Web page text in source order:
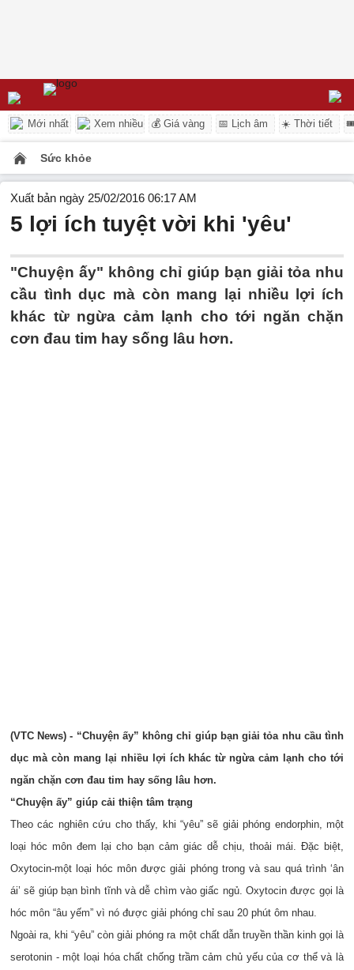
Mới nhất Xem nhiều 💰 Giá vàng 📅 Lịch âm ☀️ Thời tiết
Sức khỏe
Xuất bản ngày 25/02/2016 06:17 AM
5 lợi ích tuyệt vời khi 'yêu'
"Chuyện ấy" không chỉ giúp bạn giải tỏa nhu
cầu tình dục mà còn mang lại nhiều lợi ích
khác từ ngừa cảm lạnh cho tới ngăn chặn
cơn đau tim hay sống lâu hơn.
(VTC News) - “Chuyện ấy” không chỉ giúp bạn giải tỏa nhu cầu tình
dục mà còn mang lại nhiều lợi ích khác từ ngừa cảm lạnh cho tới
ngăn chặn cơn đau tim hay sống lâu hơn.
“Chuyện ấy” giúp cải thiện tâm trạng
Theo các nghiên cứu cho thấy, khi “yêu” sẽ giải phóng endorphin, một
loại hóc môn đem lại cho bạn cảm giác dễ chịu, thoải mái. Đặc biệt,
Oxytocin-một loại hóc môn được giải phóng trong và sau quá trình ‘ân
ái’ sẽ giúp bạn bình tĩnh và dễ chìm vào giấc ngủ. Oxytocin được gọi là
hóc môn “âu yếm” vì nó được giải phóng chỉ sau 20 phút ôm nhau.
Ngoài ra, khi “yêu” còn giải phóng ra một chất dẫn truyền thần kinh gọi là
serotonin - một loại hóa chất chống trầm cảm chủ yếu của cơ thể và là